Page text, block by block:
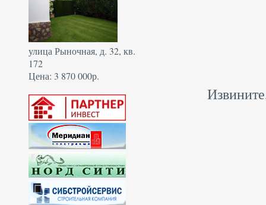
улица Рыночная, д. 32, кв.
172
Цена: 3 870 000р.